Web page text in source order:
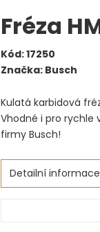
Fréza
Kód:17250
Značka: Busch
Kulatá karbidová
Vhodné i pro rychle
firmy Busch!
Detailní informace